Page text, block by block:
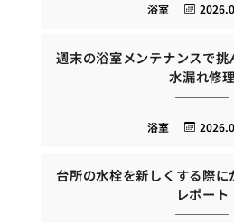
浴室
週末の浴室メンテナンスで挑
水漏れ修理
浴室
台所の水栓を新しくする際
レポート